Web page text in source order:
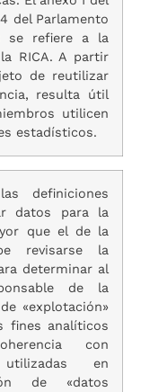
del Parlamento
se refiere a la
RICA. A partir
de reutilizar
resulta útil
utilicen
estadísticos.
definiciones
datos para la
que el de la
revisarse la
determinar al
de la
«explotación»
fines analíticos
con
en
de «datos